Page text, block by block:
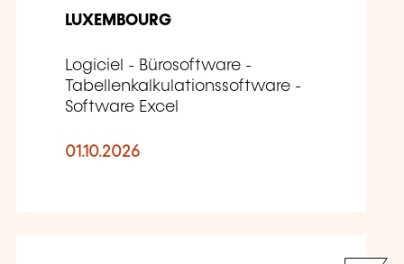
LUXEMBOURG
Logiciel - Bürosoftware -
Tabellenkalkulationssoftware -
Software Excel
01.10.2026